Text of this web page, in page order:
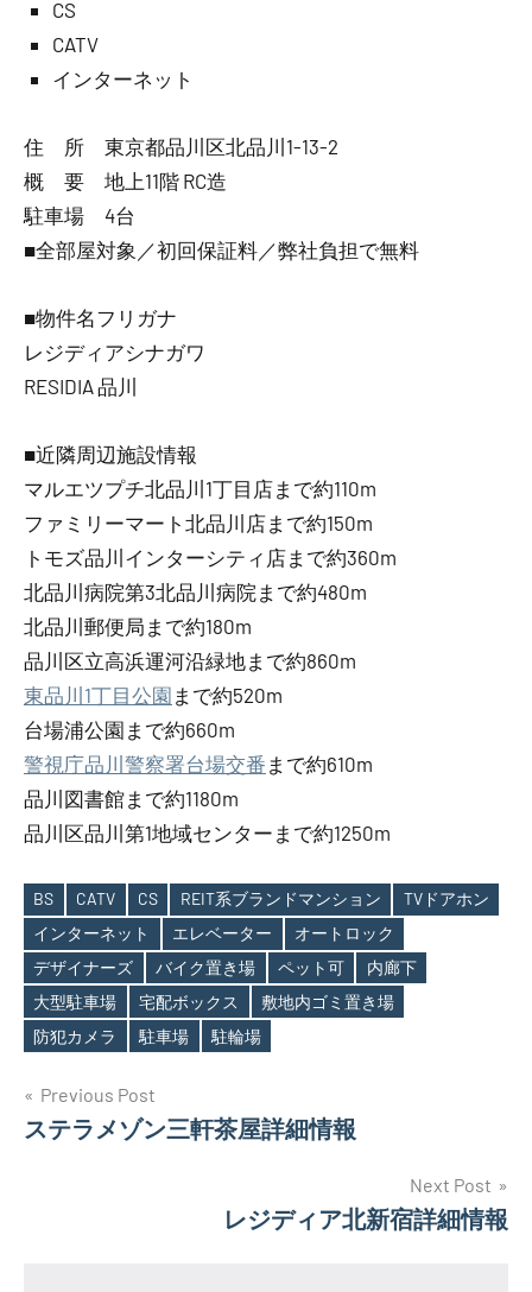
CS
CATV
インターネット
住 所 東京都品川区北品川1-13-2
概 要 地上11階 RC造
駐車場 4台
■全部屋対象／初回保証料／弊社負担で無料
■物件名フリガナ
レジディアシナガワ
RESIDIA 品川
■近隣周辺施設情報
マルエツプチ北品川1丁目店まで約110m
ファミリーマート北品川店まで約150m
トモズ品川インターシティ店まで約360m
北品川病院第3北品川病院まで約480m
北品川郵便局まで約180m
品川区立高浜運河沿緑地まで約860m
東品川1丁目公園 まで約520m
台場浦公園まで約660m
警視庁品川警察署台場交番 まで約610m
品川図書館まで約1180m
品川区品川第1地域センターまで約1250m
Tags
BS CATV CS REIT系ブランドマンション
TVドアホン
インターネット
エレベーター
オートロック
デザイナーズ
バイク置き場 ペット可
内廊下
大型駐車場
宅配ボックス
敷地内ゴミ置き場
防犯カメラ
駐車場 駐輪場
投
稿
Previous Post
ステラメゾン三軒茶屋詳細情報
Next Post
レジディア北新宿詳細情報